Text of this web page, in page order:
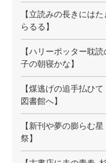
【立読みの長きには
らるる】
【ハリーポッター耽読
子の朝寝かな】
【煤逃げの追手払ひて
図書館へ】
【新刊や夢の膨らむ星
祭】